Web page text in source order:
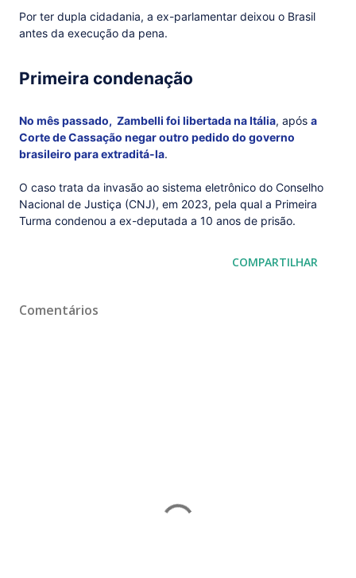
Por ter dupla cidadania, a ex-parlamentar deixou o Brasil
antes da execução da pena.
Primeira condenação
No mês passado, Zambelli foi libertada na Itália, após a
Corte de Cassação negar outro pedido do governo
brasileiro para extraditá-la.
O caso trata da invasão ao sistema eletrônico do Conselho
Nacional de Justiça (CNJ), em 2023, pela qual a Primeira
Turma condenou a ex-deputada a 10 anos de prisão.
COMPARTILHAR
Comentários